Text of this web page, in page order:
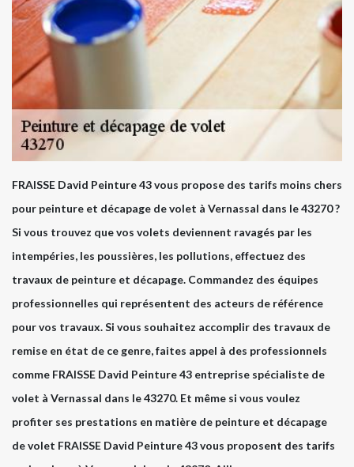
FRAISSE David Peinture 43 vous propose des tarifs moins chers
pour peinture et décapage de volet à Vernassal dans le 43270 ?
Si vous trouvez que vos volets deviennent ravagés par les
intempéries, les poussières, les pollutions, effectuez des
travaux de peinture et décapage. Commandez des équipes
professionnelles qui représentent des acteurs de référence
pour vos travaux. Si vous souhaitez accomplir des travaux de
remise en état de ce genre, faites appel à des professionnels
comme FRAISSE David Peinture 43 entreprise spécialiste de
volet à Vernassal dans le 43270. Et même si vous voulez
profiter ses prestations en matière de peinture et décapage
de volet FRAISSE David Peinture 43 vous proposent des tarifs